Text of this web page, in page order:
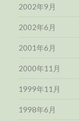
2002年9月
2002年6月
2001年6月
2000年11月
1999年11月
1998年6月